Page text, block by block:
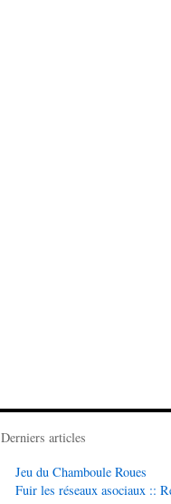
Derniers articles
Jeu du Chamboule Roues
Fuir les réseaux asociaux ::